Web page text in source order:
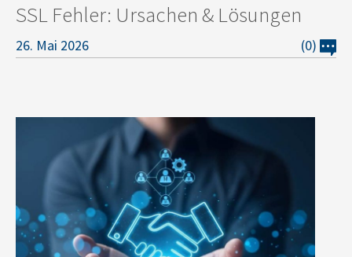
SSL Fehler: Ursachen & Lösungen
26. Mai 2026 (0)